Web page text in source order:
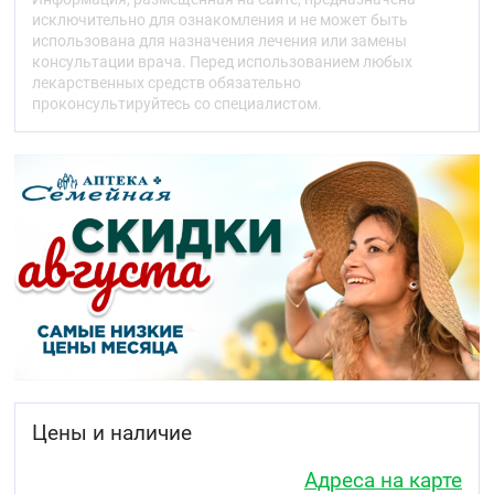
акантамебы), которые могут стать причиной
глазных инфекций
промывает и увлажняет все типы мягких
контактных линз, включая силикон-
гидрогелевые
Раствор многофункциональный для очистки,
дезинфекции и хранения контактных линз Опти-
Фри PureMoist:
Обеспечивает длительное 16-часовое
увлажнение, сохраняя комфорт в течение всего
дня. Увлажняющая матрица HydraGlyde
работает независимо от вашей слезной
пленки, сохраняя влагу и обеспечивая
комфортное ношение контактных линз с
Сохраняет защитный слой влаги между линзой
и глазом, позволяющий вашему веку
исключительно для ознакомления и не может быть
использована для назначения лечения или замены
консультации врача. Перед использованием любых
лекарственных средств обязательно
проконсультируйтесь со специалистом.
Цены и наличие
Адреса на карте